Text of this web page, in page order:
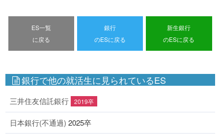
ES一覧
に戻る
銀行
のESに戻る
新生銀行
のESに戻る
銀行で他の就活生に見られているES
三井住友信託銀行 2019卒
日本銀行(不通過) 2025卒